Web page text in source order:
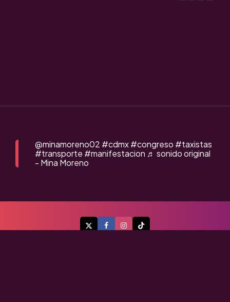
@minamoreno02 #cdmx#congreso #taxistas
#transporte #manifestacion ♬ sonido original
- Mina Moreno